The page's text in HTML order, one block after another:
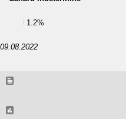
1.2%
09.08.2022